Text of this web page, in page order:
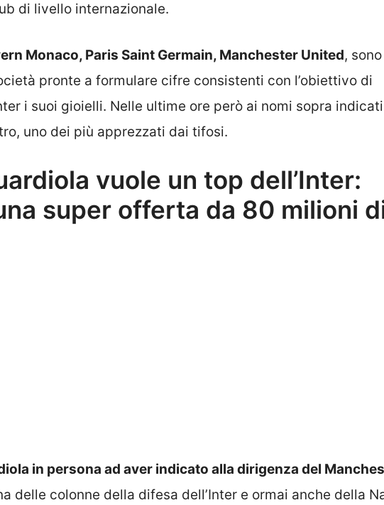
di livello internazionale.
Monaco, Paris Saint Germain, Manchester United,
pronte a formulare cifre consistenti con l’obiettivo di
i suoi gioielli. Nelle ultime ore però ai nomi sopra indicati
uno dei più apprezzati dai tifosi.
vuole un top dell’Inter:
super offerta da 80 milioni
in persona ad aver indicato alla dirigenza del
delle colonne della difesa dell’Inter e ormai anche della